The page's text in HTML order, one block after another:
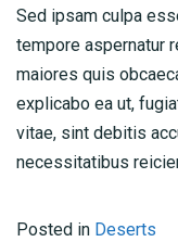
Sed ipsam culpa
tempore aspernatur
maiores quis
explicabo ea ut,
vitae, sint debitis
necessitatibus
Posted in Deserts